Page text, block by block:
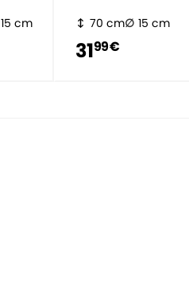
15 cm 70 cm 15 cm
3199 €